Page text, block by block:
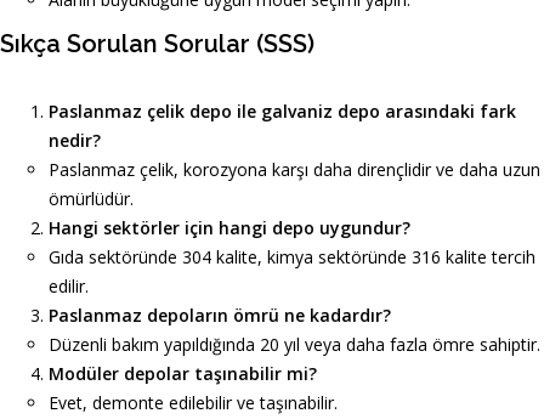
Sıkça Sorulan Sorular (SSS)
Paslanmaz çelik depo ile galvaniz depo arasındaki fark
nedir?
Paslanmaz çelik, korozyona karşı daha dirençlidir ve daha uzun
ömürlüdür.
Hangi sektörler için hangi depo uygundur?
Gıda sektöründe 304 kalite, kimya sektöründe 316 kalite tercih
edilir.
Paslanmaz depoların ömrü ne kadardır?
Düzenli bakım yapıldığında 20 yıl veya daha fazla ömre sahiptir.
Modüler depolar taşınabilir mi?
Evet, demonte edilebilir ve taşınabilir.